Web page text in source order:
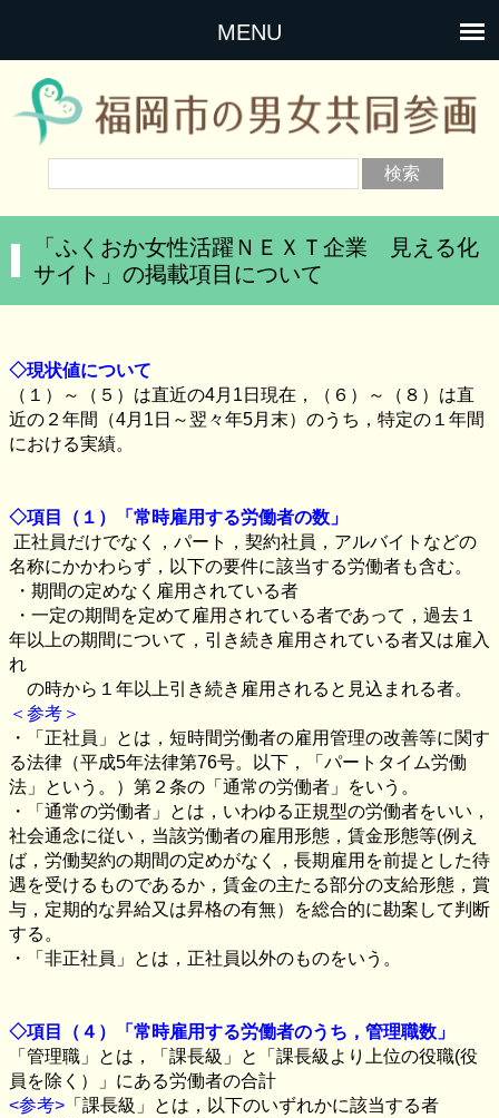
MENU
「ふくおか女性活躍ＮＥＸＴ企業 見える化
サイト」の掲載項目について
◇現状値について
（１）～（５）は直近の4月 1 日現在，（６）～（８）は直
近の２年間（4月 1 日～翌々年5月末）のうち，特定の１年間
における実績。
◇項目（１）「常時雇用する労働者の数」
正社員だけでなく，パート，契約社員，アルバイトなどの
名称にかかわらず，以下の要件に該当する労働者も含む。
・期間の定めなく雇用されている者
・一定の期間を定めて雇用されている者であって，過去１
年以上の期間について，引き続き雇用されている者又は雇入
れ
の時から１年以上引き続き雇用されると見込まれる者。
＜参考＞
・「正社員」とは，短時間労働者の雇用管理の改善等に関す
る法律（平成5年法律第76号。以下，「パートタイム労働
法」という。）第２条の「通常の労働者」をいう。
・「通常の労働者」とは，いわゆる正規型の労働者をいい，
社会通念に従い，当該労働者の雇用形態，賃金形態等(例え
ば，労働契約の期間の定めがなく，長期雇用を前提とした待
遇を受けるものであるか，賃金の主たる部分の支給形態，賞
与，定期的な昇給又は昇格の有無）を総合的に勘案して判断
する。
・「非正社員」とは，正社員以外のものをいう。
◇項目（４）「常時雇用する労働者のうち，管理職数」
「管理職」とは，「課長級」と「課長級より上位の役職(役
員を除く）」にある労働者の合計
<参考> 「課長級」とは，以下のいずれかに該当する者